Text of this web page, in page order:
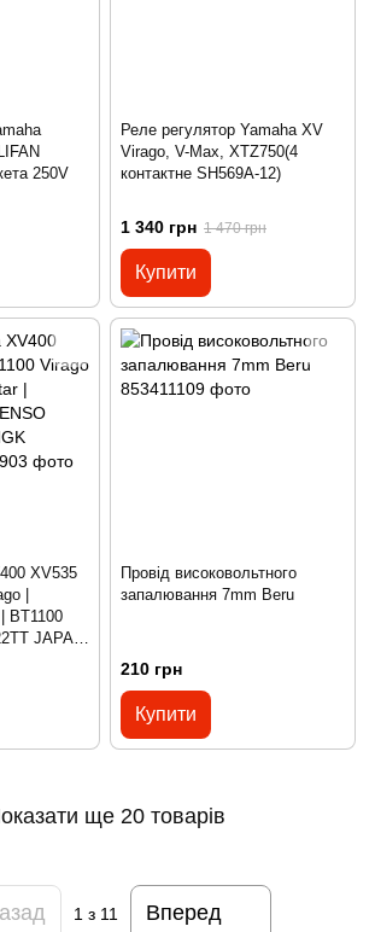
250V
Реле регулятор Yamaha XV
Virago, V-Max, XTZ750(4
контактне SH569A-12)
1 340 грн 1 470 грн
Купити
XV535
|
BT1100
JAPAN
Провід високовольтного
запалювання 7mm Beru
210 грн
Купити
ще 20 товарів
1 з 11 Вперед